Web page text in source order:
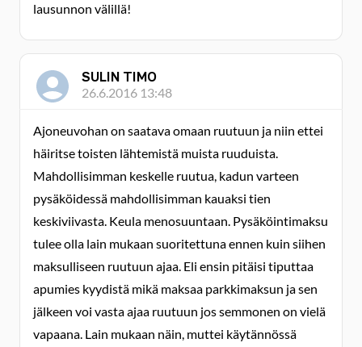
lausunnon välillä!
SULIN TIMO
26.6.2016 13:48
Ajoneuvohan on saatava omaan ruutuun ja niin ettei
häiritse toisten lähtemistä muista ruuduista.
Mahdollisimman keskelle ruutua, kadun varteen
pysäköidessä mahdollisimman kauaksi tien
keskiviivasta. Keula menosuuntaan. Pysäköintimaksu
tulee olla lain mukaan suoritettuna ennen kuin siihen
maksulliseen ruutuun ajaa. Eli ensin pitäisi tiputtaa
apumies kyydistä mikä maksaa parkkimaksun ja sen
jälkeen voi vasta ajaa ruutuun jos semmonen on vielä
vapaana. Lain mukaan näin, muttei käytännössä